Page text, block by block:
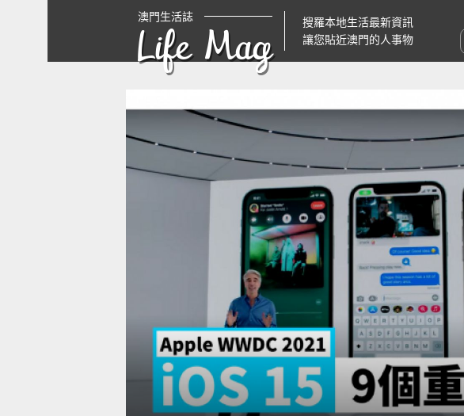
澳門生活誌
Life Mag
搜羅本地生活最新資訊
讓您貼近澳門的人事物